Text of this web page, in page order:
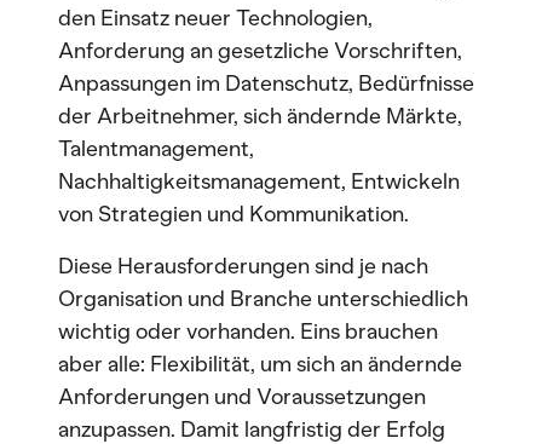
den Einsatz neuer Technologien,
Anforderung an gesetzliche Vorschriften,
Anpassungen im Datenschutz, Bedürfnisse
der Arbeitnehmer, sich ändernde Märkte,
Talentmanagement,
Nachhaltigkeitsmanagement, Entwickeln
von Strategien und Kommunikation.
Diese Herausforderungen sind je nach
Organisation und Branche unterschiedlich
wichtig oder vorhanden. Eins brauchen
aber alle: Flexibilität, um sich an ändernde
Anforderungen und Voraussetzungen
anzupassen. Damit langfristig der Erfolg